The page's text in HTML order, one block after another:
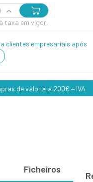
taxa em vigor.
clientes empresariais após
de valor ≥ a 200€ + IVA
Ficheiros